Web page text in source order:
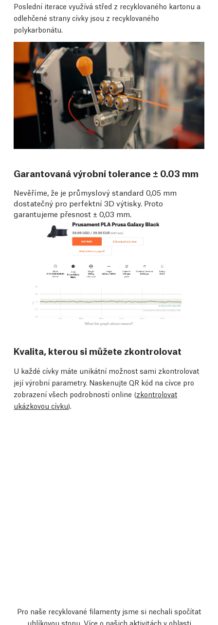
Poslední iterace využívá střed z recyklovaného kartonu a
odlehčené strany cívky jsou z recyklovaného
polykarbonátu.
Garantovaná výrobní tolerance ± 0.03 mm
Nevěříme, že je průmyslový standard 0,05 mm
dostatečný pro perfektní 3D výtisky. Proto
garantujeme přesnost ± 0,03 mm.
Kvalita, kterou si můžete zkontrolovat
U každé cívky máte unikátní možnost sami zkontrolovat
její výrobní parametry. Naskenujte QR kód na cívce pro
zobrazení všech podrobností online (zkontrolovat
ukázkovou cívku).
Pro naše recyklované filamenty jsme si nechali spočítat
uhlíkovou stopu . Více o našich aktivitách v oblasti